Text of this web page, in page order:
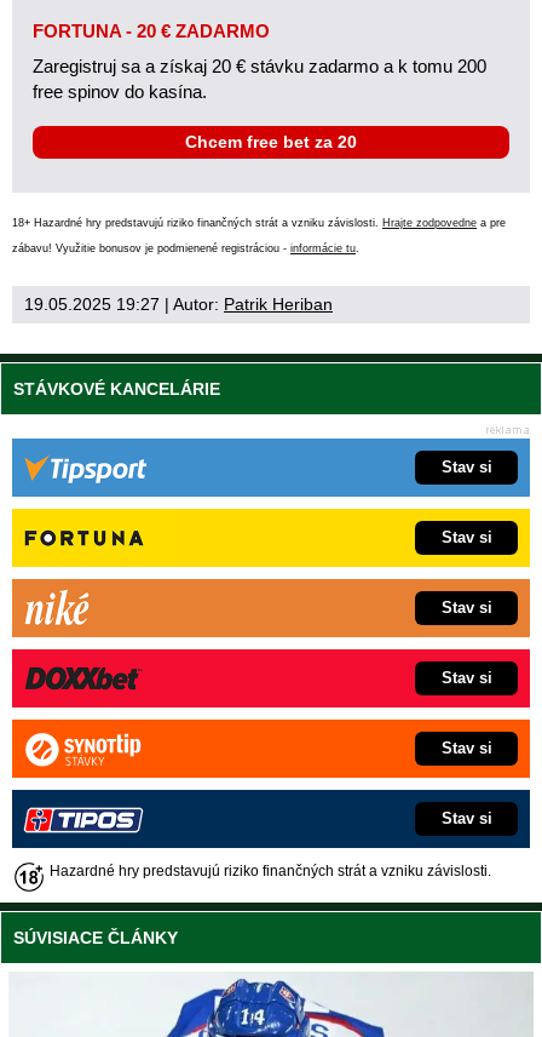
FORTUNA - 20 € ZADARMO
Zaregistruj sa a získaj 20 € stávku zadarmo a k tomu 200
free spinov do kasína.
Chcem free bet za 20
18+ Hazardné hry predstavujú riziko finančných strát a vzniku závislosti. Hrajte zodpovedne a pre
zábavu! Využitie bonusov je podmienené registráciou - informácie tu
19.05.2025 19:27 | Autor: Patrik Heriban
STÁVKOVÉ KANCELÁRIE
Stav si
Stav si
Stav si
Stav si
Stav si
Stav si
Hazardné hry predstavujú riziko finančných strát a vzniku závislosti.
SÚVISIACE ČLÁNKY